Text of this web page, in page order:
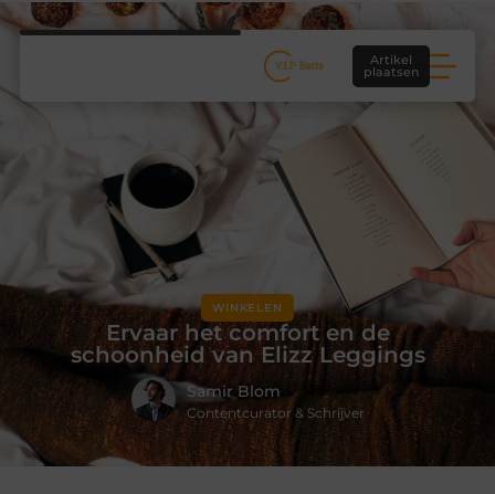
Artikel
plaatsen
WINKELEN
Ervaar het comfort en de
schoonheid van Elizz Leggings
Samir Blom
Contentcurator & Schrijver